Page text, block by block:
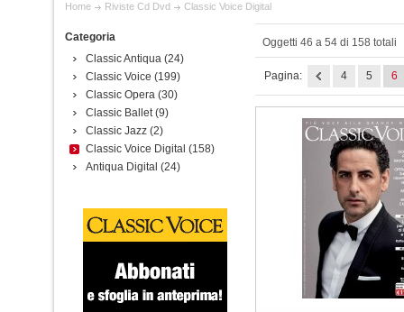
Home Riviste Cd Dvd Classic Voice Digital
Categoria
Classic Antiqua (24)
Classic Voice (199)
Classic Opera (30)
Classic Ballet(9)
Classic Jazz (2)
Classic Voice Digital (158)
Antiqua Digital (24)
Oggetti 46 a 54 di 158 totali
Pagina: 4 5 6